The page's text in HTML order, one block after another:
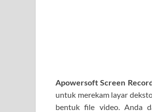
Apowersoft Screen
untuk merekam layar
bentuk file video. Anda